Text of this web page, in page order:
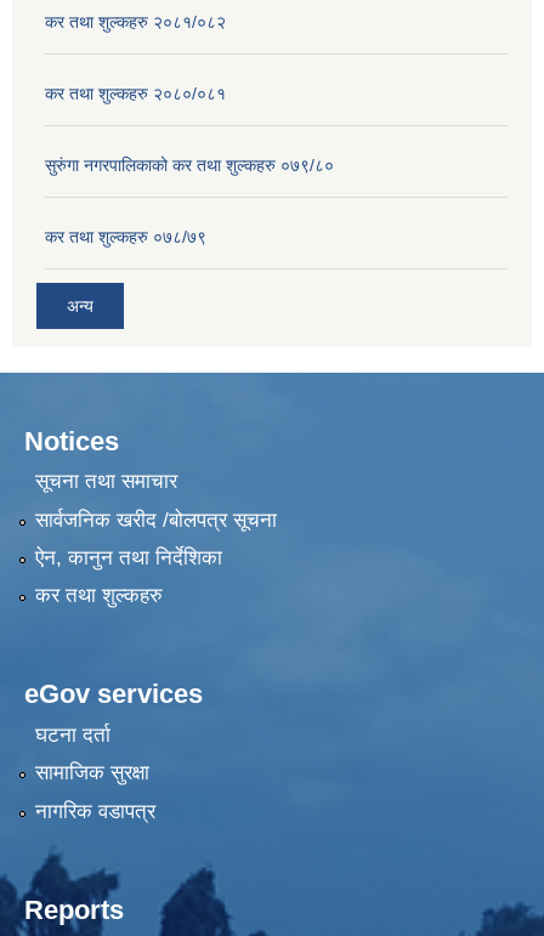
कर तथा शुल्कहरु २०८१/०८२
कर तथा शुल्कहरु २०८०/०८१
सुरुंगा नगरपालिकाको कर तथा शुल्कहरु ०७९/८०
कर तथा शुल्कहरु ०७८/७९
अन्य
Notices
सूचना तथा समाचार
सार्वजनिक खरीद /बोलपत्र सूचना
ऐन, कानुन तथा निर्देशिका
कर तथा शुल्कहरु
eGov services
घटना दर्ता
सामाजिक सुरक्षा
नागरिक वडापत्र
Reports